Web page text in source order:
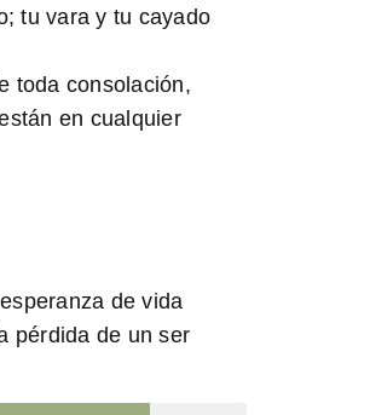
tu vara y tu cayado
toda consolación,
en cualquier
de vida
pérdida de un ser